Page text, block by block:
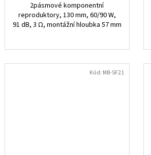
2pásmové komponentní
reproduktory, 130 mm, 60/90 W,
91 dB, 3 Ω, montážní hloubka 57 mm
Kód: MB-SF21